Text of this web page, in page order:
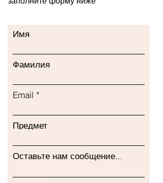
Имя
Фамилия
Email
Предмет
Оставьте нам сообщение...